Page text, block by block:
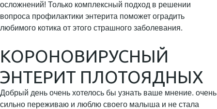
осложнений! Только комплексный подход в решении
вопроса профилактики энтерита поможет оградить
любимого котика от этого страшного заболевания.
КОРОНОВИРУСНЫЙ
ЭНТЕРИТ ПЛОТОЯДНЫХ
Добрый день очень хотелось бы узнать ваше мнение. очень
сильно переживаю и люблю своего малыша и не стала